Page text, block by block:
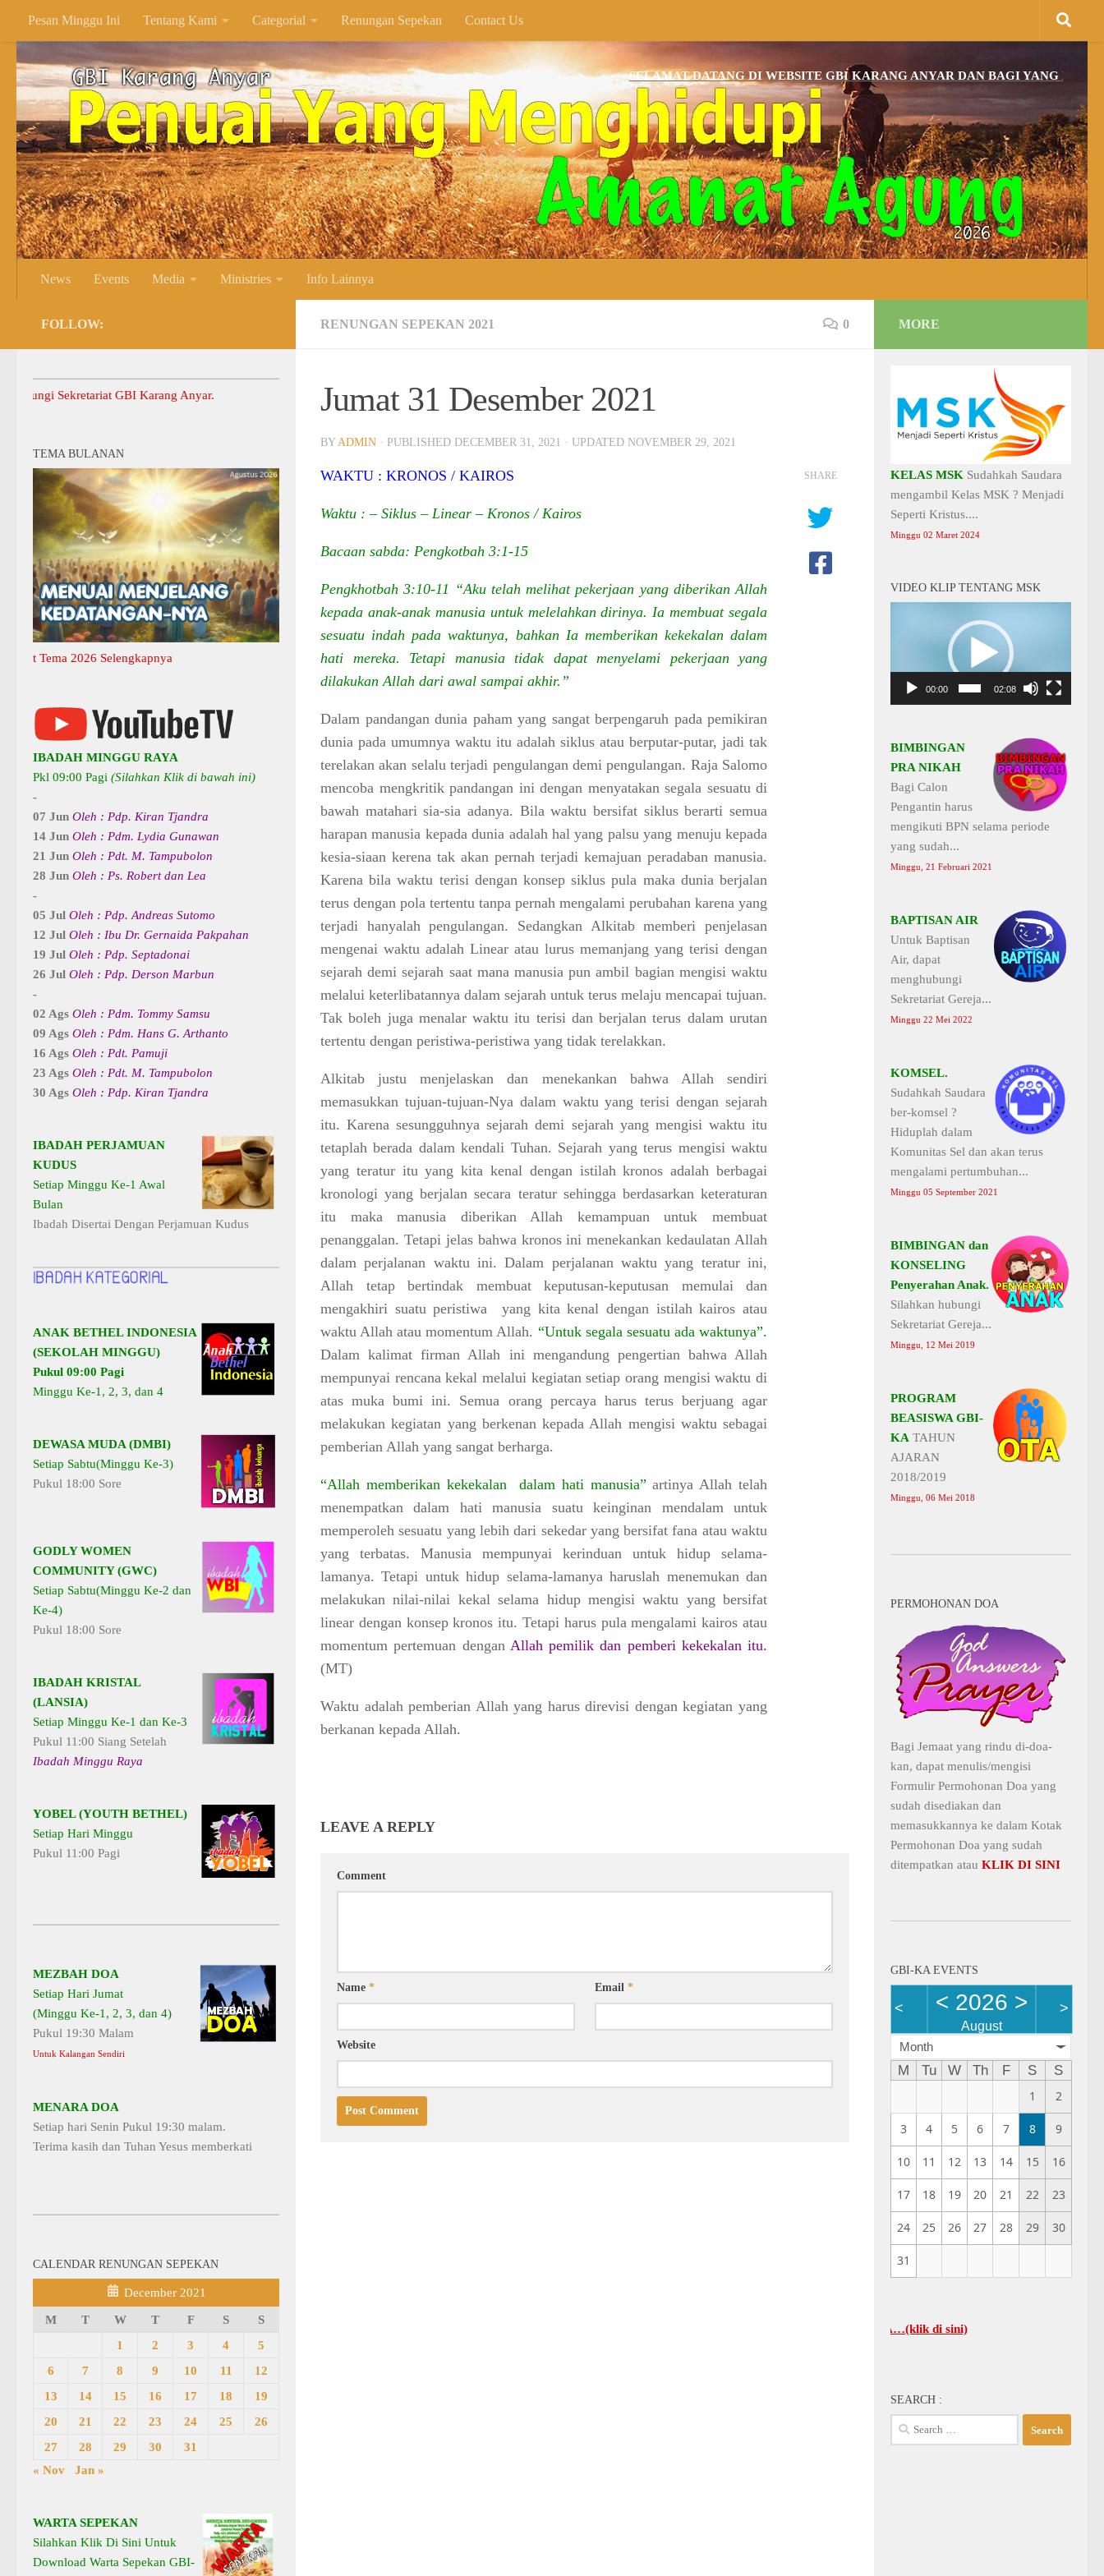
Skip to content
Pesan Minggu Ini Tentang Kami Categorial Renungan Sepekan Contact Us
SELAMAT DATANG DI WEBSITE GBI KARANG ANYAR DAN BAGI YANG BELUM
News Events Media Ministries Info Lainnya
RENUNGAN SEPEKAN 2021 0
Jumat 31 Desember 2021
BYADMIN · PUBLISHED DECEMBER 31, 2021 · UPDATED NOVEMBER 29, 2021
WAKTU : KRONOS / KAIROS
Waktu : – Siklus – Linear – Kronos / Kairos
Bacaan sabda: Pengkotbah 3:1-15
Pengkhotbah 3:10-11 “Aku telah melihat pekerjaan yang diberikan Allah
kepada anak-anak manusia untuk melelahkan dirinya. Ia membuat segala
sesuatu indah pada waktunya, bahkan Ia memberikan kekekalan dalam
hati mereka. Tetapi manusia tidak dapat menyelami pekerjaan yang
dilakukan Allah dari awal sampai akhir.”
Dalam pandangan dunia paham yang sangat berpengaruh pada pemikiran
dunia pada umumnya waktu itu adalah siklus atau berputar-putar, jadi tak
terelakan akan selalu terjadi pengulangan demi pengulangan. Raja Salomo
mencoba mengkritik pandangan ini dengan menyatakan segala sesuatu di
bawah matahari sia-sia adanya. Bila waktu bersifat siklus berarti semua
harapan manusia kepada dunia adalah hal yang palsu yang menuju kepada
kesia-siaan kerena tak akan pernah terjadi kemajuan peradaban manusia.
Karena bila waktu terisi dengan konsep siklus pula maka dunia berjalan
terus dengan pola tertentu tanpa pernah mengalami perubahan karena yang
terjadi hanyalah pengulangan. Sedangkan Alkitab memberi penjelasan
mengenai waktu adalah Linear atau lurus memanjang yang terisi dengan
sejarahdemi sejarah saat mana manusia pun ambil bagian mengisi waktu
melalui keterlibatannya dalam sejarah untuk terus melaju mencapai tujuan.
Tak boleh juga menalar waktu itu terisi dan berjalan terus dalam urutan
tertentu dengan peristiwa-peristiwa yang tidak terelakkan.
Alkitab justu menjelaskan dan menekankan bahwa Allah sendiri
memasukkan tujuan-tujuan-Nya dalam waktu yang terisi dengan sejarah
itu. Karenasesungguhnya sejarah demi sejarah yang mengisi waktu itu
tetaplah berada dalam kendali Tuhan. Sejarah yang terus mengisi waktu
yang teratur itu yang kita kenal denganistilah kronosadalah berbagai
kronologi yang berjalan secara teratur sehingga berdasarkan keteraturan
itu maka manusia diberikan Allah kemampuan untuk membuat
penanggalan. Tetapi jelas bahwa kronos ini menekankan kedaulatan Allah
dalam perjalanan waktu ini. Dalam perjalanan waktu yang teratur ini,
Allah tetap bertindak membuat keputusan-keputusan memulai dan
mengakhiri suatu peristiwa
yang kita kenal dengan istilah kairos atau
waktu Allah atau momentum Allah. “Untuk segala sesuatu ada waktunya”.
Dalam kalimat firman Allah ini mengandung pengertian bahwa Allah
mempunyai rencana kekal melalui kegiatan setiap orang mengisi waktu di
atas muka bumi ini. Semua orang percaya harus terus berjuang agar
melakukan kegiatan yang berkenan kepada Allah mengisi waktu sebagai
pemberian Allah yang sangat berharga.
“Allah memberikan kekekalan dalam hati manusia” artinyaAllah telah
menempatkan dalam hati manusia suatu keinginan mendalam untuk
memperoleh sesuatu yang lebih dari sekedar yang bersifat fana atau waktu
yang terbatas. Manusia mempunyai kerinduan untuk hidup selama-
lamanya. Tetapi untuk hidup selama-lamanya haruslah menemukan dan
melakukannilai-nilai kekalselama hidup mengisi waktu yang bersifat
linear dengan konsep kronos itu. Tetapi harus pula mengalami kairos atau
momentum pertemuan dengan Allah pemilik dan pemberi kekekalan itu.
(MT)
Waktu adalah pemberian Allah yang harus direvisi dengankegiatan yang
berkanan kepada Allah.
SHARE
LEAVE A REPLY
Comment
Name * Email*
Website
FOLLOW:
Sekretariat GBI Karang Anyar.
TEMA BULANAN
2026 Selengkapnya
IBADAH MINGGU RAYA
Pkl 09:00 Pagi (Silahkan Klik di bawah ini)
-
07 Jun Oleh : Pdp. Kiran Tjandra
14 Jun Oleh : Pdm. Lydia Gunawan
21 Jun Oleh : Pdt. M. Tampubolon
28 Jun Oleh : Ps. Robert dan Lea
-
05 Jul Oleh : Pdp. Andreas Sutomo
12 Jul Oleh : Ibu Dr. Gernaida Pakpahan
19 Jul Oleh : Pdp. Septadonai
26 Jul Oleh : Pdp. Derson Marbun
-
02 Ags Oleh : Pdm. Tommy Samsu
09 Ags Oleh : Pdm. Hans G. Arthanto
16 Ags Oleh : Pdt. Pamuji
23 Ags Oleh : Pdt. M. Tampubolon
30 Ags Oleh : Pdp. Kiran Tjandra
IBADAH PERJAMUAN
KUDUS
Setiap Minggu Ke-1 Awal
Bulan
Ibadah Disertai Dengan Perjamuan Kudus
ANAK BETHEL INDONESIA
(SEKOLAH MINGGU)
Pukul 09:00 Pagi
Minggu Ke-1, 2, 3, dan 4
DEWASA MUDA (DMBI)
Setiap Sabtu(Minggu Ke-3)
Pukul 18:00 Sore
GODLY WOMEN
COMMUNITY (GWC)
Setiap Sabtu(Minggu Ke-2 dan
Ke-4)
Pukul 18:00 Sore
IBADAH KRISTAL
(LANSIA)
Setiap Minggu Ke-1 dan Ke-3
Pukul 11:00 Siang Setelah
Ibadah Minggu Raya
YOBEL (YOUTH BETHEL)
Setiap Hari Minggu
Pukul 11:00 Pagi
MEZBAH DOA
Setiap Hari Jumat
(Minggu Ke-1, 2, 3, dan 4)
Pukul 19:30 Malam
Untuk Kalangan Sendiri
MENARA DOA
Setiap hari Senin Pukul 19:30 malam.
Terima kasih dan Tuhan Yesus memberkati
CALENDAR RENUNGAN SEPEKAN
December 2021
M T W T F S
S
1
2 3 4
5
6
7 8 9 10 11
12
13
14 15 16 17 18
19
20
21 22 23 24 25
26
27
28 29 30
31
« Nov
Jan »
WARTA SEPEKAN
Silahkan Klik Di Sini Untuk
Download Warta Sepekan GBI-
MORE
KELAS MSK Sudahkah Saudara
mengambil Kelas MSK ? Menjadi
Seperti Kristus....
Minggu 02 Maret 2024
VIDEO KLIP TENTANG MSK
00:00 02:08
BIMBINGAN
PRA NIKAH
Bagi Calon
Pengantin harus
mengikuti BPN selama periode
yang sudah...
Minggu, 21 Februari 2021
BAPTISAN AIR
Untuk Baptisan
Air, dapat
menghubungi
Sekretariat Gereja...
Minggu 22 Mei 2022
KOMSEL.
Sudahkah Saudara
ber-komsel ?
Hiduplah dalam
Komunitas Sel dan akan terus
mengalami pertumbuhan...
Minggu 05 September 2021
BIMBINGAN dan
KONSELING
Penyerahan Anak.
Silahkan hubungi
Sekretariat Gereja...
Minggu, 12 Mei 2019
PROGRAM
BEASISWA GBI-
KA TAHUN
AJARAN
2018/2019
Minggu, 06 Mei 2018
PERMOHONAN DOA
Bagi Jemaat yang rindu di-doa-
kan, dapat menulis/mengisi
Formulir Permohonan Doa yang
sudah disediakan dan
memasukkannya ke dalam Kotak
Permohonan Doa yang sudah
ditempatkan atau KLIK DI SINI
GBI-KA EVENTS
< < 2026 >
August
>
Month
M Tu W Th F S
S
1
2
3 4 5 6 7 8 9
10 11 12 13 14 15 16
17 18 19 20 21 22 23
24 25 26 27 28 29 30
31
JADWAL UMUM GBI-KA SELENGKAPNYA…(klik di sini)
SEARCH :
Search
for: